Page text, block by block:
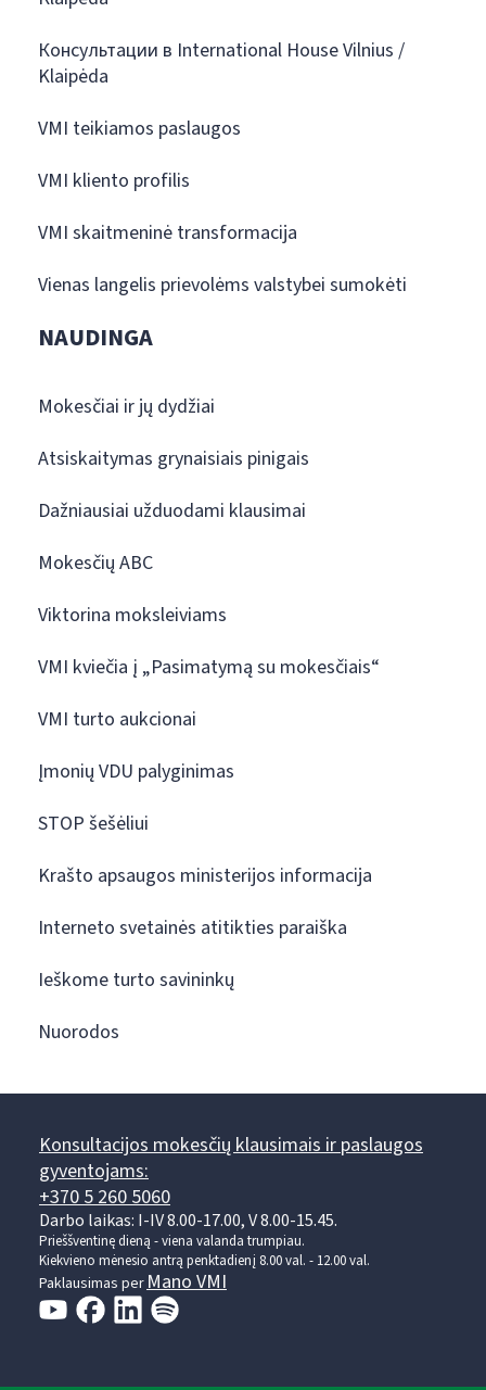
Консультации в International House Vilnius /
Klaipėda
VMI teikiamos paslaugos
VMI kliento profilis
VMI skaitmeninė transformacija
Vienas langelis prievolėms valstybei sumokėti
NAUDINGA
Mokesčiai ir jų dydžiai
Atsiskaitymas grynaisiais pinigais
Dažniausiai užduodami klausimai
Mokesčių ABC
Viktorina moksleiviams
VMI kviečia į „Pasimatymą su mokesčiais“
VMI turto aukcionai
Įmonių VDU palyginimas
STOP šešėliui
Krašto apsaugos ministerijos informacija
Interneto svetainės atitikties paraiška
Ieškome turto savininkų
Nuorodos
Konsultacijos mokesčių klausimais ir paslaugos
gyventojams:
+370 5 260 5060
Darbo laikas: I-IV 8.00-17.00, V 8.00-15.45.
Prieššventinę dieną - viena valanda trumpiau.
Kiekvieno mėnesio antrą penktadienį 8.00 val. - 12.00 val.
Paklausimas perMano VMI